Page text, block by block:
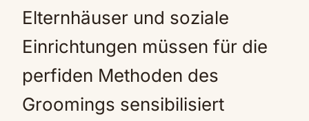
Elternhäuser und soziale
Einrichtungen müssen für die
perfiden Methoden des
Groomings sensibilisiert